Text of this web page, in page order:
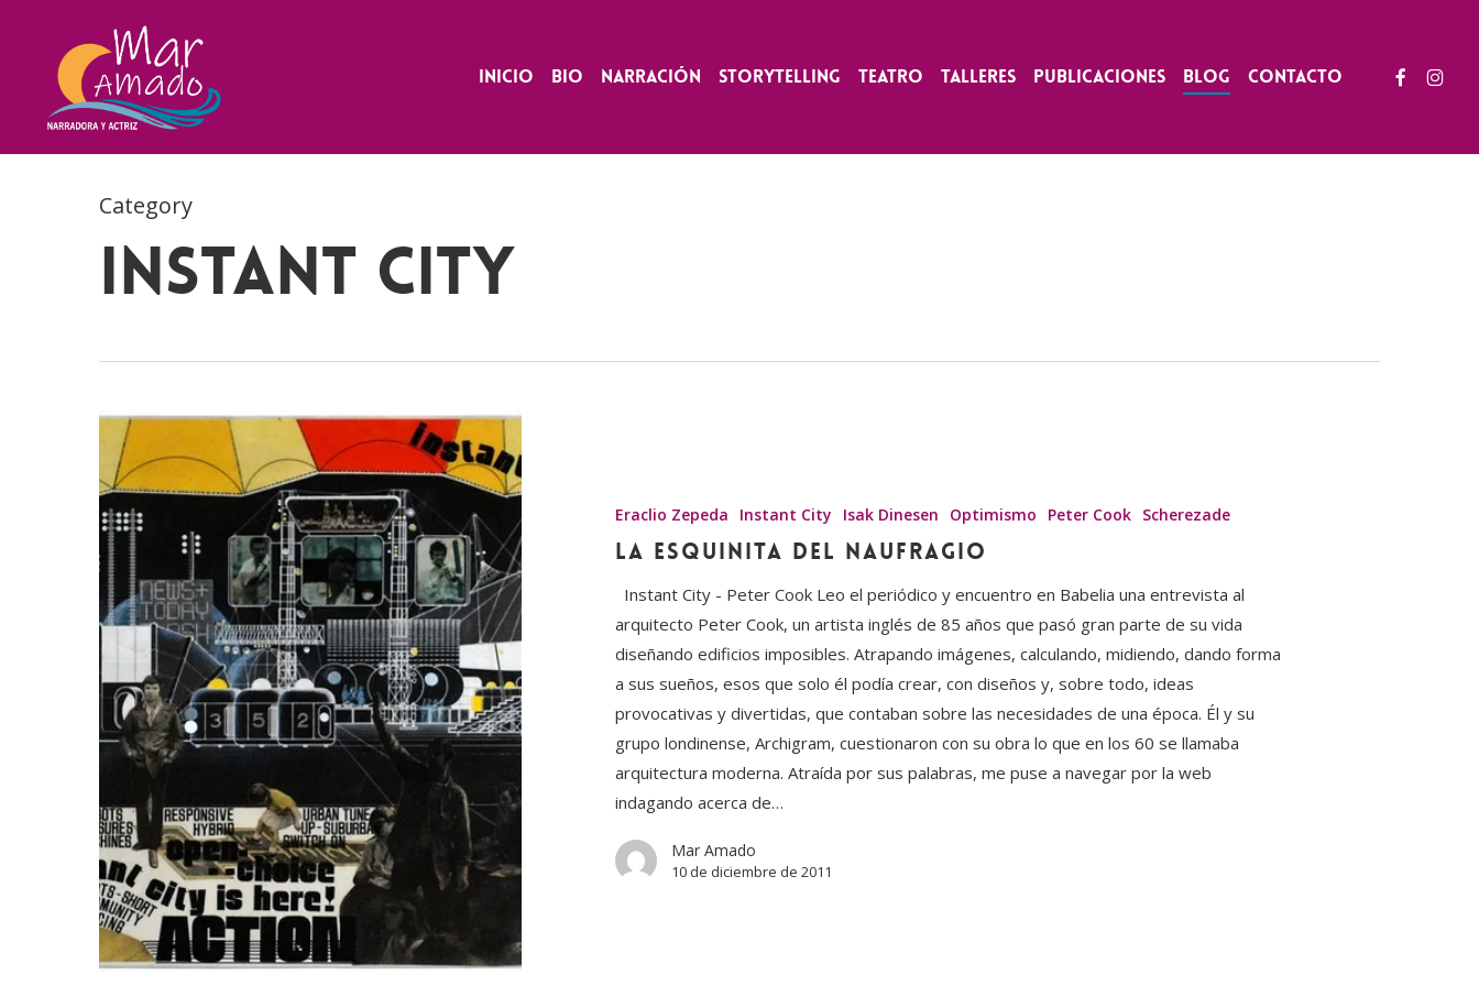
Inicio Bio Narración Storytelling Teatro Talleres Publicaciones Blog Contacto facebook
Category
Instant City
Eraclio Zepeda Instant City Isak Dinesen Optimismo Peter Cook Scherezade
La Esquinita del Naufragio
Instant City - Peter Cook Leo el periódico y encuentro en Babelia una entrevista al
arquitecto Peter Cook, un artista inglés de 85 años que pasó gran parte de su vida
diseñando edificios imposibles. Atrapando imágenes, calculando, midiendo, dando forma
a sus sueños, esos que solo él podía crear, con diseños y, sobre todo, ideas
provocativas y divertidas, que contaban sobre las necesidades de una época. Él y su
grupo londinense, Archigram, cuestionaron con su obra lo que en los 60 se llamaba
arquitectura moderna. Atraída por sus palabras, me puse a navegar por la web
indagando acerca de…
Mar Amado
10 de diciembre de 2011